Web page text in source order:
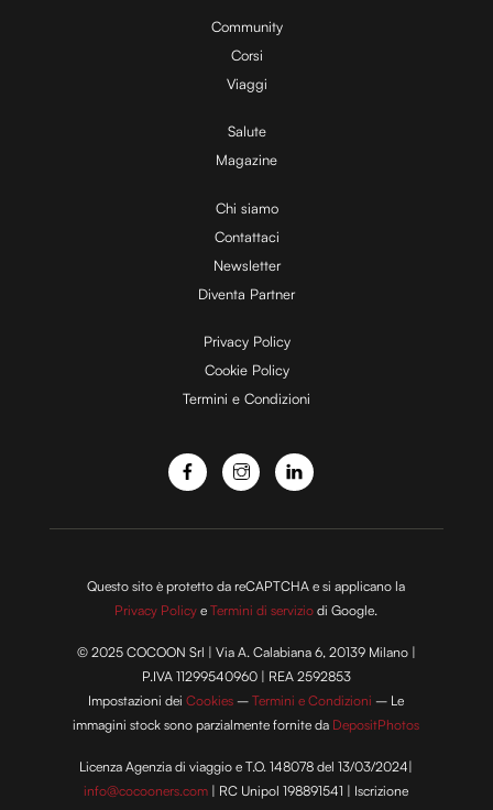
Community
Corsi
Viaggi
Salute
Magazine
Chi siamo
Contattaci
Newsletter
Diventa Partner
Privacy Policy
Cookie Policy
Termini e Condizioni
Questo sito è protetto da reCAPTCHA e si applicano la
Privacy Policy eTermini di servizio di Google.
© 2025 COCOON Srl | Via A. Calabiana 6, 20139 Milano |
P.IVA 11299540960 | REA 2592853
Impostazioni deiCookies –Termini e Condizioni – Le
immagini stock sono parzialmente fornite da DepositPhotos
Licenza Agenzia di viaggio e T.O. 148078 del 13/03/2024|
info@cocooners.com | RC Unipol 198891541 | Iscrizione